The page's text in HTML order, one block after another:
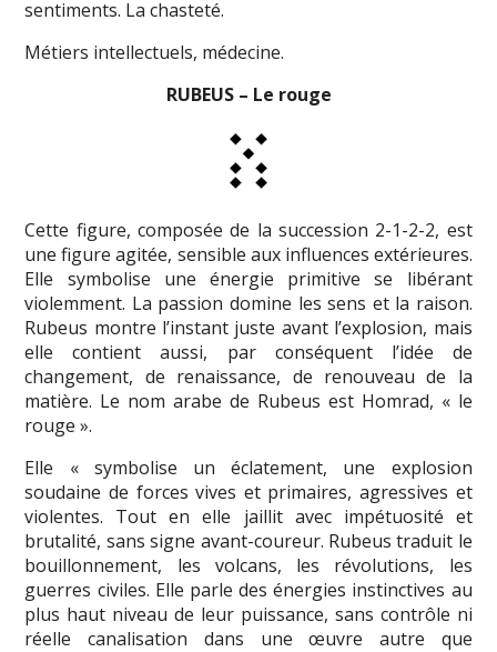
sentiments. La chasteté.
Métiers intellectuels, médecine.
RUBEUS – Le rouge
Cette figure, composée de la succession 2-1-2-2, est
une figure agitée, sensible aux influences extérieures.
Elle symbolise une énergie primitive se libérant
violemment. La passion domine les sens et la raison.
Rubeus montre l’instant juste avant l’explosion, mais
elle contient aussi, par conséquent l’idée de
changement, de renaissance, de renouveau de la
matière. Le nom arabe de Rubeus est Homrad, « le
rouge ».
Elle « symbolise un éclatement, une explosion
soudaine de forces vives et primaires, agressives et
violentes. Tout en elle jaillit avec impétuosité et
brutalité, sans signe avant-coureur. Rubeus traduit le
bouillonnement, les volcans, les révolutions, les
guerres civiles. Elle parle des énergies instinctives au
plus haut niveau de leur puissance, sans contrôle ni
réelle canalisation dans une œuvre autre que